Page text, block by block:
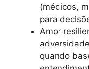
(médicos,
para
Amor
quando